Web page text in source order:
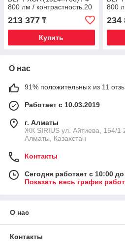
800 лм / контрастность 20
213 377 ₸
Купить
800
234
О нас
91% положительных из 11
Работает с 10.03.2019
г. Алматы
​ЖК SIRIUS​ ул. Айтиева, 154/1​
Алматы, Казахстан
Контакты
Сегодня работает с 10:00
Показать весь график
О нас
Контакты